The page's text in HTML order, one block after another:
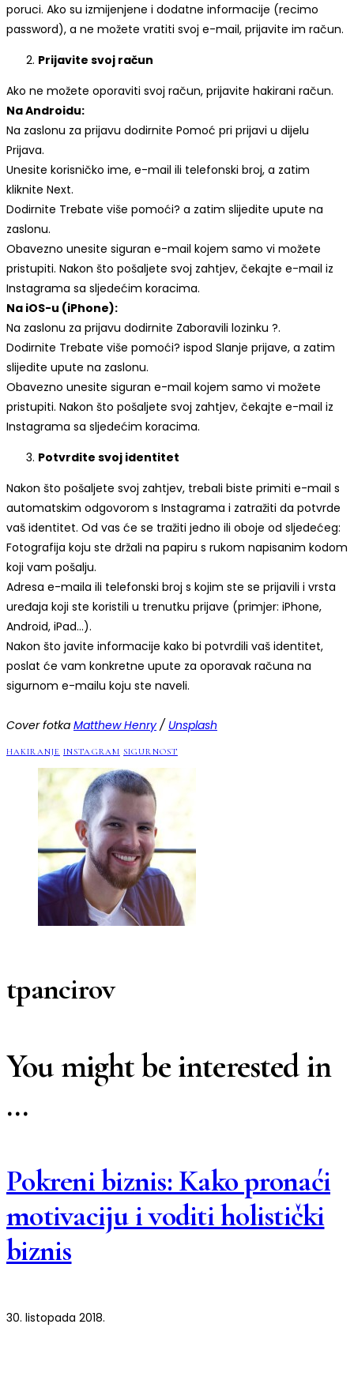
poruci. Ako su izmijenjene i dodatne informacije (recimo
password), a ne možete vratiti svoj e-mail, prijavite im račun.
Prijavite svoj račun
Ako ne možete oporaviti svoj račun, prijavite hakirani račun.
Na Androidu:
Na zaslonu za prijavu dodirnite Pomoć pri prijavi u dijelu
Prijava.
Unesite korisničko ime, e-mail ili telefonski broj, a zatim
kliknite Next.
Dodirnite Trebate više pomoći? a zatim slijedite upute na
zaslonu.
Obavezno unesite siguran e-mail kojem samo vi možete
pristupiti. Nakon što pošaljete svoj zahtjev, čekajte e-mail iz
Instagrama sa sljedećim koracima.
Na iOS-u (iPhone):
Na zaslonu za prijavu dodirnite Zaboravili lozinku ?.
Dodirnite Trebate više pomoći? ispod Slanje prijave, a zatim
slijedite upute na zaslonu.
Obavezno unesite siguran e-mail kojem samo vi možete
pristupiti. Nakon što pošaljete svoj zahtjev, čekajte e-mail iz
Instagrama sa sljedećim koracima.
Potvrdite svoj identitet
Nakon što pošaljete svoj zahtjev, trebali biste primiti e-mail s
automatskim odgovorom s Instagrama i zatražiti da potvrde
vaš identitet. Od vas će se tražiti jedno ili oboje od sljedećeg:
Fotografija koju ste držali na papiru s rukom napisanim kodom
koji vam pošalju.
Adresa e-maila ili telefonski broj s kojim ste se prijavili i vrsta
uređaja koji ste koristili u trenutku prijave (primjer: iPhone,
Android, iPad…).
Nakon što javite informacije kako bi potvrdili vaš identitet,
poslat će vam konkretne upute za oporavak računa na
sigurnom e-mailu koju ste naveli.
Cover fotka Matthew Henry/ Unsplash
HAKIRANJE INSTAGRAM SIGURNOST
tpancirov
You might be interested in
…
Pokreni biznis: Kako pronaći
motivaciju i voditi holistički
biznis
30. listopada 2018.